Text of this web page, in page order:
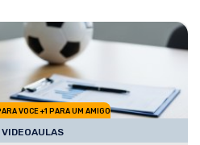
VOCE +1 PARA UM AMIGO
VIDEOAULAS